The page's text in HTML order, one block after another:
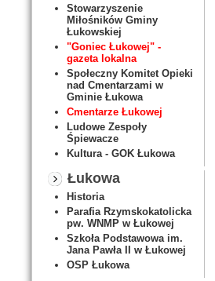
Stowarzyszenie
Miłośników Gminy
Łukowskiej
"Goniec Łukowej" -
gazeta lokalna
Społeczny Komitet Opieki
nad Cmentarzami w
Gminie Łukowa
Cmentarze Łukowej
Ludowe Zespoły
Śpiewacze
Kultura - GOK Łukowa
Łukowa
Historia
Parafia Rzymskokatolicka
pw. WNMP w Łukowej
Szkoła Podstawowa im.
Jana Pawła II w Łukowej
OSP Łukowa